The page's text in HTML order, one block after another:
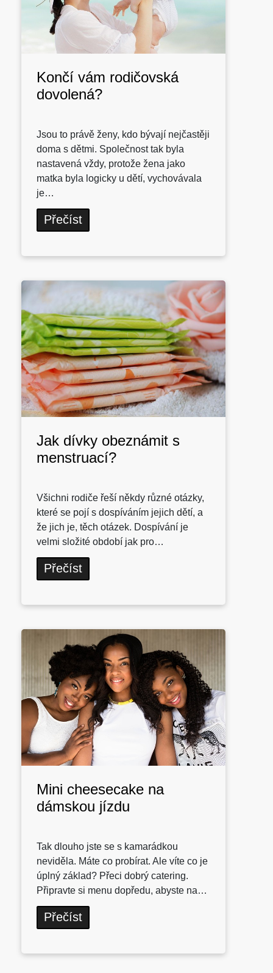
Končí vám rodičovská
dovolená?
Jsou to právě ženy, kdo bývají nejčastěji
doma s dětmi. Společnost tak byla
nastavená vždy, protože žena jako
matka byla logicky u dětí, vychovávala
je…
Přečíst
Jak dívky obeznámit s
menstruací?
Všichni rodiče řeší někdy různé otázky,
které se pojí s dospíváním jejich dětí, a
že jich je, těch otázek. Dospívání je
velmi složité období jak pro…
Přečíst
Mini cheesecake na
dámskou jízdu
Tak dlouho jste se s kamarádkou
neviděla. Máte co probírat. Ale víte co je
úplný základ? Přeci dobrý catering.
Připravte si menu dopředu, abyste na…
Přečíst